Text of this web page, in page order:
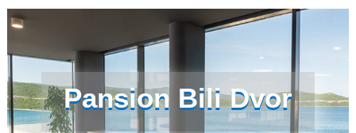
Pansion Bili Dvor